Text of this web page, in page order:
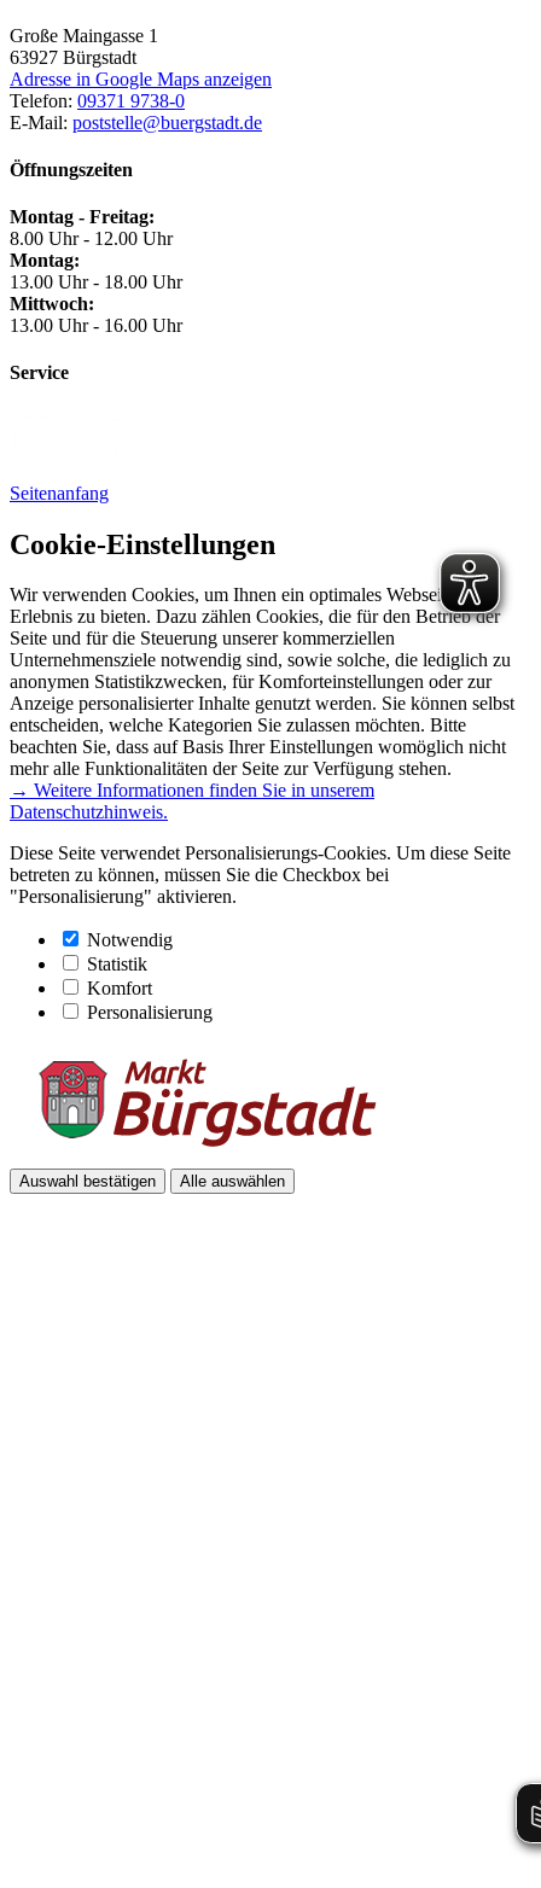
Große Maingasse 1
63927 Bürgstadt
Adresse in Google Maps anzeigen
Telefon: 09371 9738-0
E-Mail: poststelle@buergstadt.de
Öffnungszeiten
Montag - Freitag:
8.00 Uhr - 12.00 Uhr
Montag:
13.00 Uhr - 18.00 Uhr
Mittwoch:
13.00 Uhr - 16.00 Uhr
Service
Seitenanfang
Cookie-Einstellungen
Wir verwenden Cookies, um Ihnen ein optimales Webseiten-
Erlebnis zu bieten. Dazu zählen Cookies, die für den Betrieb der
Seite und für die Steuerung unserer kommerziellen
Unternehmensziele notwendig sind, sowie solche, die lediglich zu
anonymen Statistikzwecken, für Komforteinstellungen oder zur
Anzeige personalisierter Inhalte genutzt werden. Sie können selbst
entscheiden, welche Kategorien Sie zulassen möchten. Bitte
beachten Sie, dass auf Basis Ihrer Einstellungen womöglich nicht
mehr alle Funktionalitäten der Seite zur Verfügung stehen.
→ Weitere Informationen finden Sie in unserem
Datenschutzhinweis.
Diese Seite verwendet Personalisierungs-Cookies. Um diese Seite
betreten zu können, müssen Sie die Checkbox bei
"Personalisierung" aktivieren.
Notwendig
Statistik
Komfort
Personalisierung
Auswahl bestätigen Alle auswählen